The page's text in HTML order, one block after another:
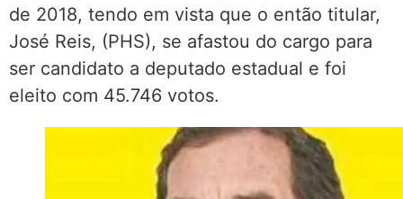
de 2018, tendo em vista que o então titular,
José Reis, (PHS), se afastou do cargo para
ser candidato a deputado estadual e foi
eleito com 45.746 votos.